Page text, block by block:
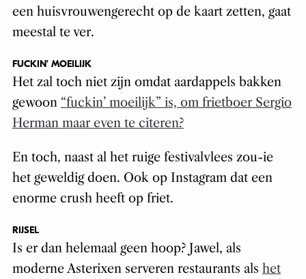
een huisvrouwengerecht op de kaart zetten, gaat
meestal te ver.
FUCKIN’ MOEILIJK
Het zal toch niet zijn omdat aardappels bakken
gewoon “fuckin’ moeilijk” is, om frietboer Sergio
Herman maar even te citeren?
En toch, naast al het ruige festivalvlees zou-ie
het geweldig doen. Ook op Instagram dat een
enorme crush heeft op friet.
RIJSEL
Is er dan helemaal geen hoop? Jawel, als
moderne Asterixen serveren restaurants als het